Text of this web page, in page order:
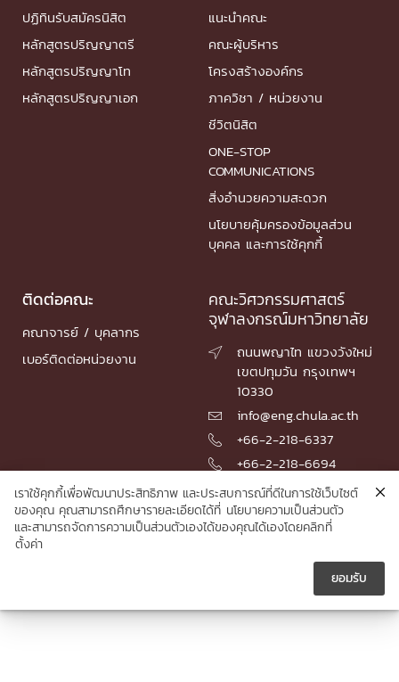

ปฏิทินรับสมัครนิสิต
หลักสูตรปริญญาตรี
หลักสูตรปริญญาโท
หลักสูตรปริญญาเอก
แนะนำคณะ
คณะผู้บริหาร
โครงสร้างองค์กร
ภาควิชา / หน่วยงาน
ชีวิตนิสิต
ONE-STOP
COMMUNICATIONS
สิ่งอำนวยความสะดวก
นโยบายคุ้มครองข้อมูลส่วน
บุคคล และการใช้คุกกี้
ติดต่อคณะ
คณาจารย์ / บุคลากร
เบอร์ติดต่อหน่วยงาน
คณะวิศวกรรมศาสตร์
จุฬาลงกรณ์มหาวิทยาลัย

ถนนพญาไท แขวงวังใหม่
เขตปทุมวัน กรุงเทพฯ
10330
 info@eng.chula.ac.th
 +66-2-218-6337
 +66-2-218-6694
© 2026 Faculty of Engineering, Chulalongkorn University
เราใช้คุกกี้เพื่อพัฒนาประสิทธิภาพ และประสบการณ์ที่ดีในการใช้เว็บไซต์
ของคุณ คุณสามารถศึกษารายละเอียดได้ที่ นโยบายความเป็นส่วนตัว
และสามารถจัดการความเป็นส่วนตัวเองได้ของคุณได้เองโดยคลิกที่
ตั้งค่า
ยอมรับ